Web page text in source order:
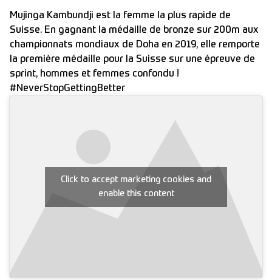
Mujinga Kambundji est la femme la plus rapide de
Suisse. En gagnant la médaille de bronze sur 200m aux
championnats mondiaux de Doha en 2019, elle remporte
la première médaille pour la Suisse sur une épreuve de
sprint, hommes et femmes confondu !
#NeverStopGettingBetter
Click to accept marketing cookies and
enable this content